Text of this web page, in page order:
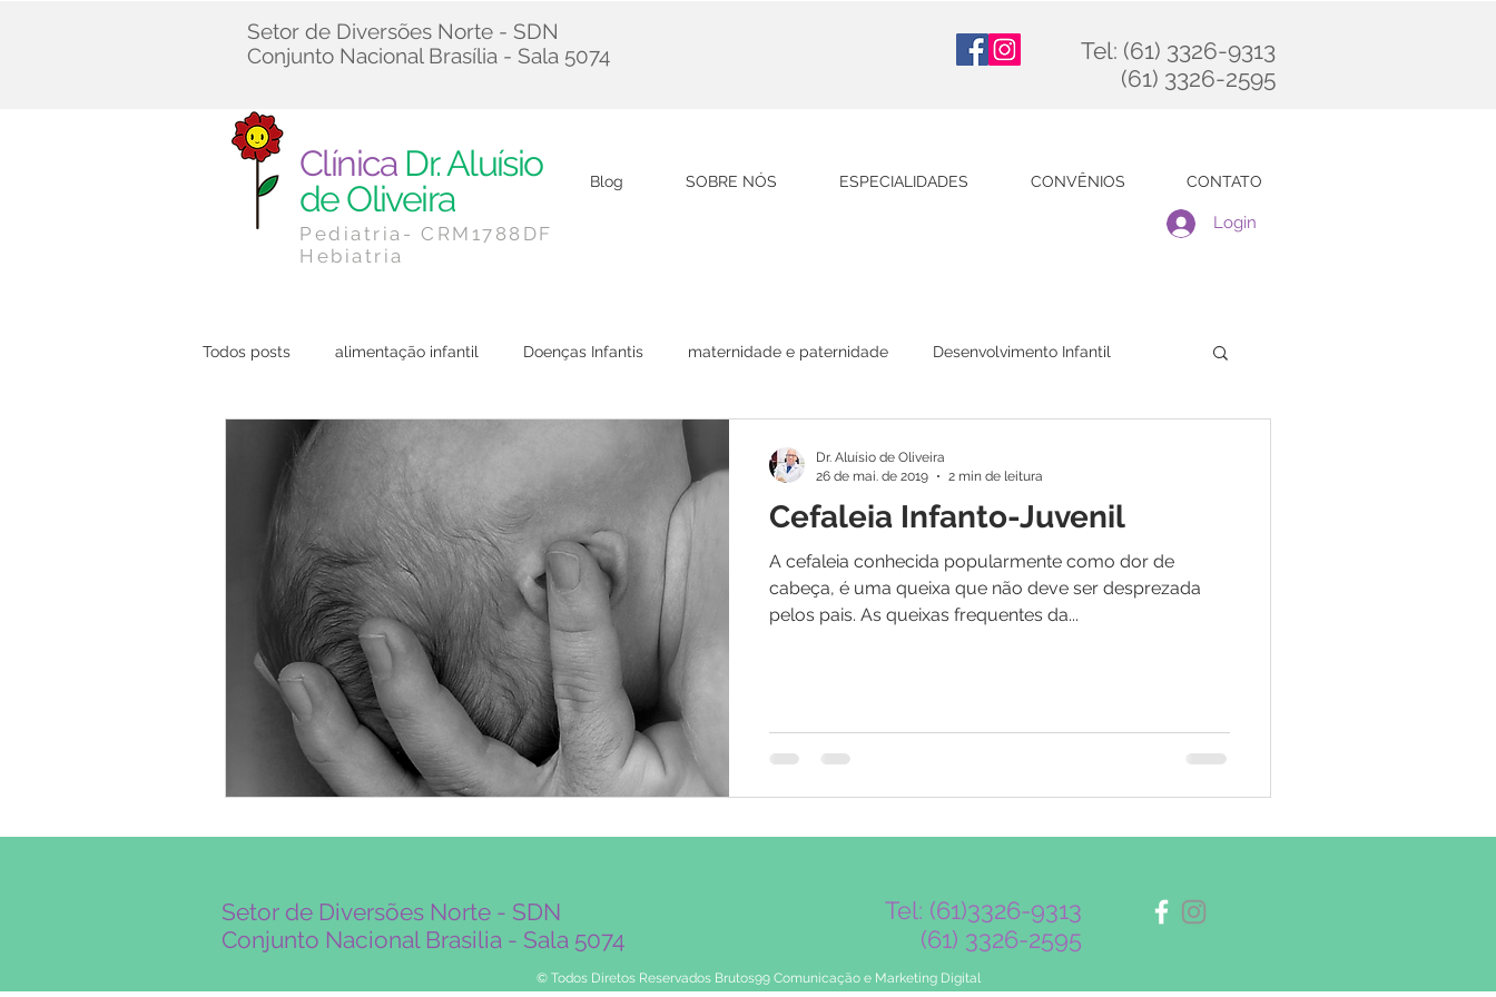
Setor de Diversões Norte - SDN
Conjunto Nacional Brasília - Sala 5074
Tel: (61) 3326-9313
(61) 3326-2595
Login
Clínica Dr. Aluísio
de Oliveira
Blog SOBRE NÓS ESPECIALIDADES CONVÊNIOS CONTATO
Pediatria- CRM1788DF
Hebiatria
Todos posts alimentação infantil Doenças Infantis maternidade e paternidade Desenvolvimento Infantil
Cuidados Infantis
Cefaleia Infanto-Juvenil
A cefaleia conhecida popularmente como dor de
cabeça, é uma queixa que não deve ser desprezada
pelos pais. As queixas frequentes da...
Dr. Aluísio de Oliveira
26 de mai. de 2019
2 min de leitura
Setor de Diversões Norte - SDN
Conjunto Nacional Brasilia - Sala 5074
Tel: (61)3326-9313
(61) 3326-2595
© Todos Diretos Reservados Brutos99 Comunicação e Marketing Digital